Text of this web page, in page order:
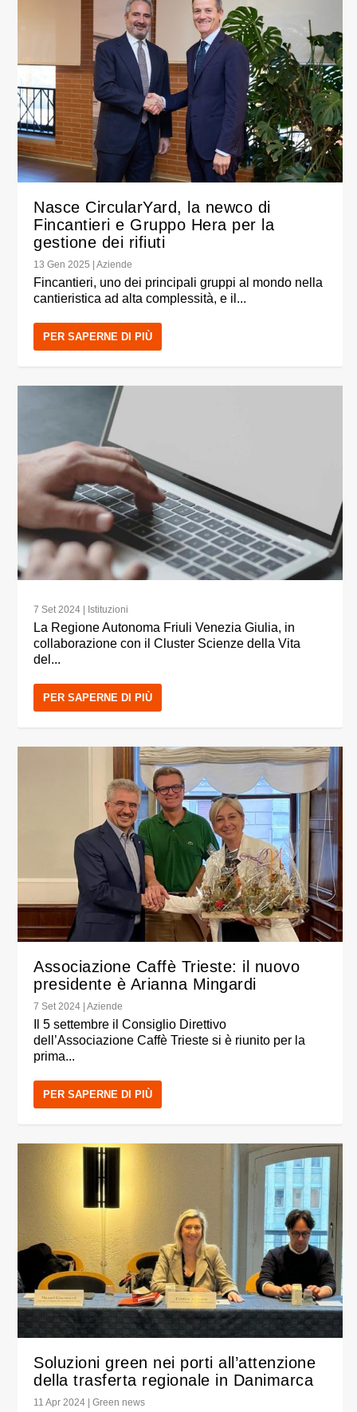
Nasce CircularYard, la newco di
Fincantieri e Gruppo Hera per la
gestione dei rifiuti
13 Gen 2025 |Aziende
Fincantieri, uno dei principali gruppi al mondo nella
cantieristica ad alta complessità, e il...
PER SAPERNE DI PIÙ
7 Set 2024 Istituzioni
La Regione Autonoma Friuli Venezia Giulia, in
collaborazione con il Cluster Scienze della Vita
del...
PER SAPERNE DI PIÙ
Associazione Caffè Trieste: il nuovo
presidente è Arianna Mingardi
7 Set 2024 |Aziende
Il 5 settembre il Consiglio Direttivo
dell’Associazione Caffè Trieste si è riunito per la
prima...
PER SAPERNE DI PIÙ
Soluzioni green nei porti all’attenzione
della trasferta regionale in Danimarca
11 Apr 2024 |Green news